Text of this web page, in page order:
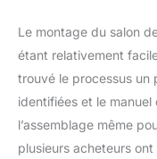
Le montage du salon
étant relativement
trouvé le processus un
identifiées et le
l’assemblage même
plusieurs acheteurs